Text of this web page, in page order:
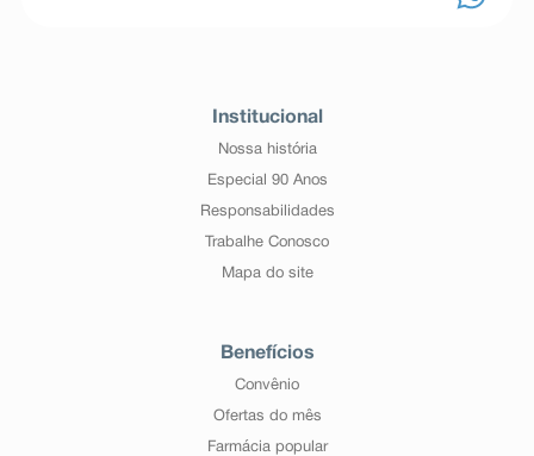
Institucional
Nossa história
Especial 90 Anos
Responsabilidades
Trabalhe Conosco
Mapa do site
Benefícios
Convênio
Ofertas do mês
Farmácia popular